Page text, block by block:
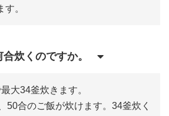
。
炊くのですか。
大34釜炊きます。
50合のご飯が炊けます。34釜炊く